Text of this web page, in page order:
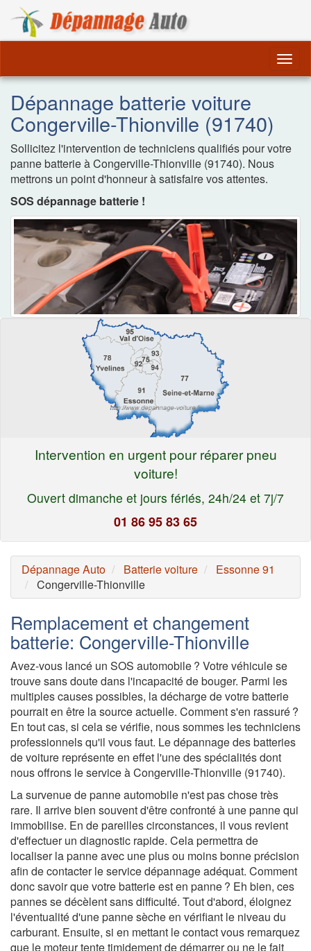
Dépannage batterie voiture
Congerville-Thionville (91740)
Sollicitez l'intervention de techniciens qualifiés pour votre
panne batterie à Congerville-Thionville (91740). Nous
mettrons un point d'honneur à satisfaire vos attentes.
SOS dépannage batterie !
Intervention en urgent pour réparer pneu
voiture!
Ouvert dimanche et jours fériés, 24h/24 et 7j/7
01 86 95 83 65
Dépannage Auto Batterie voiture
Essonne 91
Congerville-Thionville
Remplacement et changement
batterie: Congerville-Thionville
Avez-vous lancé un SOS automobile ? Votre véhicule se
trouve sans doute dans l'incapacité de bouger. Parmi les
multiples causes possibles, la décharge de votre batterie
pourrait en être la source actuelle. Comment s'en rassuré ?
En tout cas, si cela se vérifie, nous sommes les techniciens
professionnels qu'il vous faut. Le dépannage des batteries
de voiture représente en effet l'une des spécialités dont
nous offrons le service à Congerville-Thionville (91740).
La survenue de panne automobile n'est pas chose très
rare. Il arrive bien souvent d'être confronté à une panne qui
immobilise. En de pareilles circonstances, il vous revient
d'effectuer un diagnostic rapide. Cela permettra de
localiser la panne avec une plus ou moins bonne précision
afin de contacter le service dépannage adéquat. Comment
donc savoir que votre batterie est en panne ? Eh bien, ces
pannes se décèlent sans difficulté. Tout d'abord, éloignez
l'éventualité d'une panne sèche en vérifiant le niveau du
carburant. Ensuite, si en mettant le contact vous remarquez
que le moteur tente timidement de démarrer ou ne le fait